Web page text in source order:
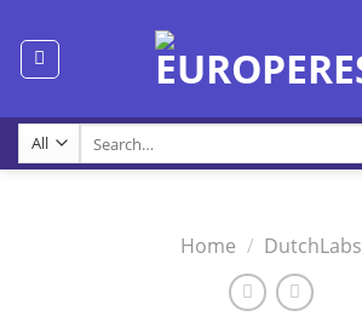
content
for:
Home / DutchLabs